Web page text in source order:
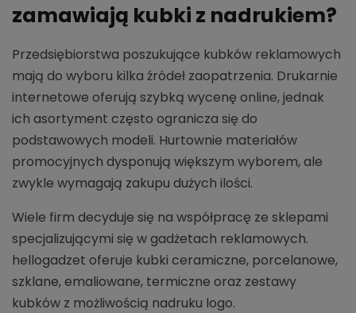
zamawiają kubki z nadrukiem?
Przedsiębiorstwa poszukujące kubków reklamowych
mają do wyboru kilka źródeł zaopatrzenia. Drukarnie
internetowe oferują szybką wycenę online, jednak
ich asortyment często ogranicza się do
podstawowych modeli. Hurtownie materiałów
promocyjnych dysponują większym wyborem, ale
zwykle wymagają zakupu dużych ilości.
Wiele firm decyduje się na współpracę ze sklepami
specjalizującymi się w gadżetach reklamowych.
hellogadzet oferuje kubki ceramiczne, porcelanowe,
szklane, emaliowane, termiczne oraz zestawy
kubków z możliwością nadruku logo.